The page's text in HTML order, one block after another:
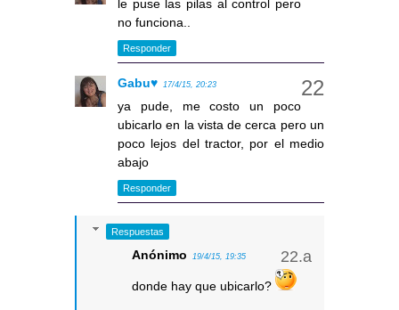
le puse las pilas al control pero
no funciona..
Responder
Gabu♥ 17/4/15, 20:23
ya pude, me costo un poco
ubicarlo en la vista de cerca pero un
poco lejos del tractor, por el medio
abajo
Responder
Respuestas
Anónimo 19/4/15, 19:35
donde hay que ubicarlo?